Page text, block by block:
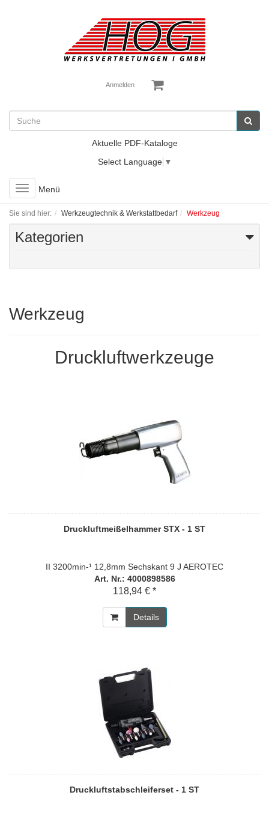
Anmelden
Aktuelle PDF-Kataloge
Select Language ▼
Toggle
navigation
Menü
Sie sind hier: Werkzeugtechnik & Werkstattbedarf Werkzeug
Kategorien
Werkzeug
Druckluftwerkzeuge
Druckluftmeißelhammer STX - 1 ST
II 3200min-¹ 12,8mm Sechskant 9 J AEROTEC
Art. Nr.: 4000898586
118,94 € *
Details
Druckluftstabschleiferset - 1 ST